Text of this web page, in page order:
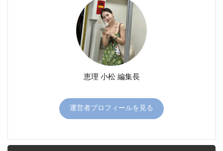
恵理 小松 編集長
運営者プロフィールを見る